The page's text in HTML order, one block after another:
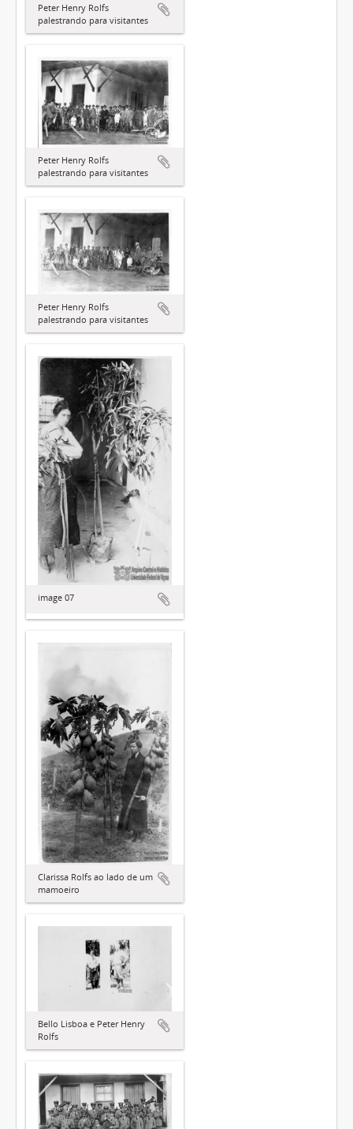
Peter Henry Rolfs
palestrando para visitantes
Peter Henry Rolfs
palestrando para visitantes
Peter Henry Rolfs
palestrando para visitantes
image 07
Clarissa Rolfs ao lado de um
mamoeiro
Bello Lisboa e Peter Henry
Rolfs